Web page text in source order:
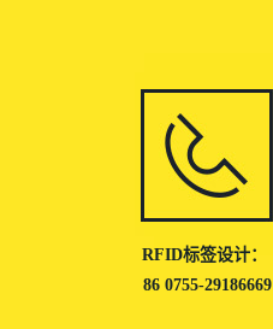
RFID标签设计：
86 0755-29186669